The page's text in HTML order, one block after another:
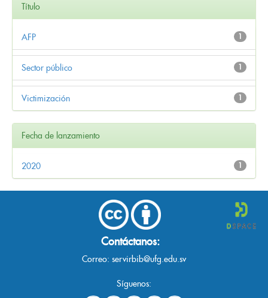
Título
1
AFP
1
Sector público
1
Victimización
Fecha de lanzamiento
1
2020
Contáctanos:
Correo: servirbib@ufg.edu.sv
Síguenos: